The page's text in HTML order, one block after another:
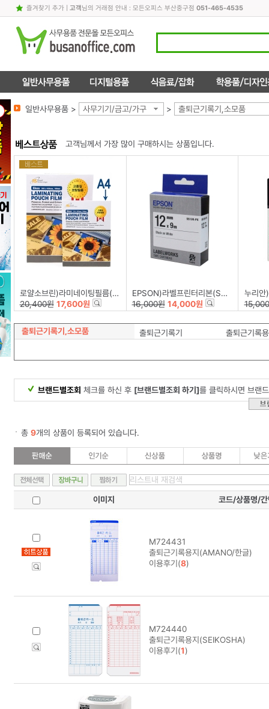
즐겨찾기 추가| 고객님의 거래점 안내 : 모든오피스 부산중구점 051-465-4535
일반사무용품 > 사무기기/금고/가구 > 출퇴근기록기,소모품
고객님께서 가장 많이 구매하시는 상품입니다.
로얄소브린)라미네이팅필름(216*303)100mic-A4/100장
20,400원 17,600원
EPSON)라벨프린터리본(SS12K)백색/흑문자
16,000원 14,000원
누리안)
출퇴근기록기,소모품 출퇴근기록기 출퇴근기록
브랜드별조회 체크를 하신 후 [브랜드별조회 하기]를 클릭하시면 브랜
총 9개의 상품이 등록되어 있습니다.
이미지 코드/상품명/간
M724431
출퇴근기록용지(AMANO/한글)
이용후기(8)
M724440
출퇴근기록용지(SEIKOSHA)
이용후기(1)